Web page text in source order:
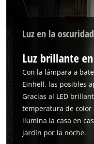
Luz en la oscuridad
Luz brillante
Con la lámpara a
Einhell, las posibles
Gracias al LED
temperatura de color
ilumina la casa en
jardín por la noche.